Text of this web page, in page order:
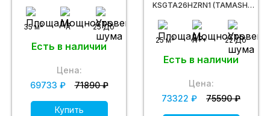
35 м2 A 25 Дб
Есть в наличии
Цена:
69733 ₽
71890 ₽
Купить
KSGTA26HZRN1 (TAMASHI
25 м2 A++ 22 Дб
Есть в наличии
Цена:
73322 ₽
75590 ₽